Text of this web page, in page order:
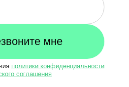
политики конфиденциальности
соглашения